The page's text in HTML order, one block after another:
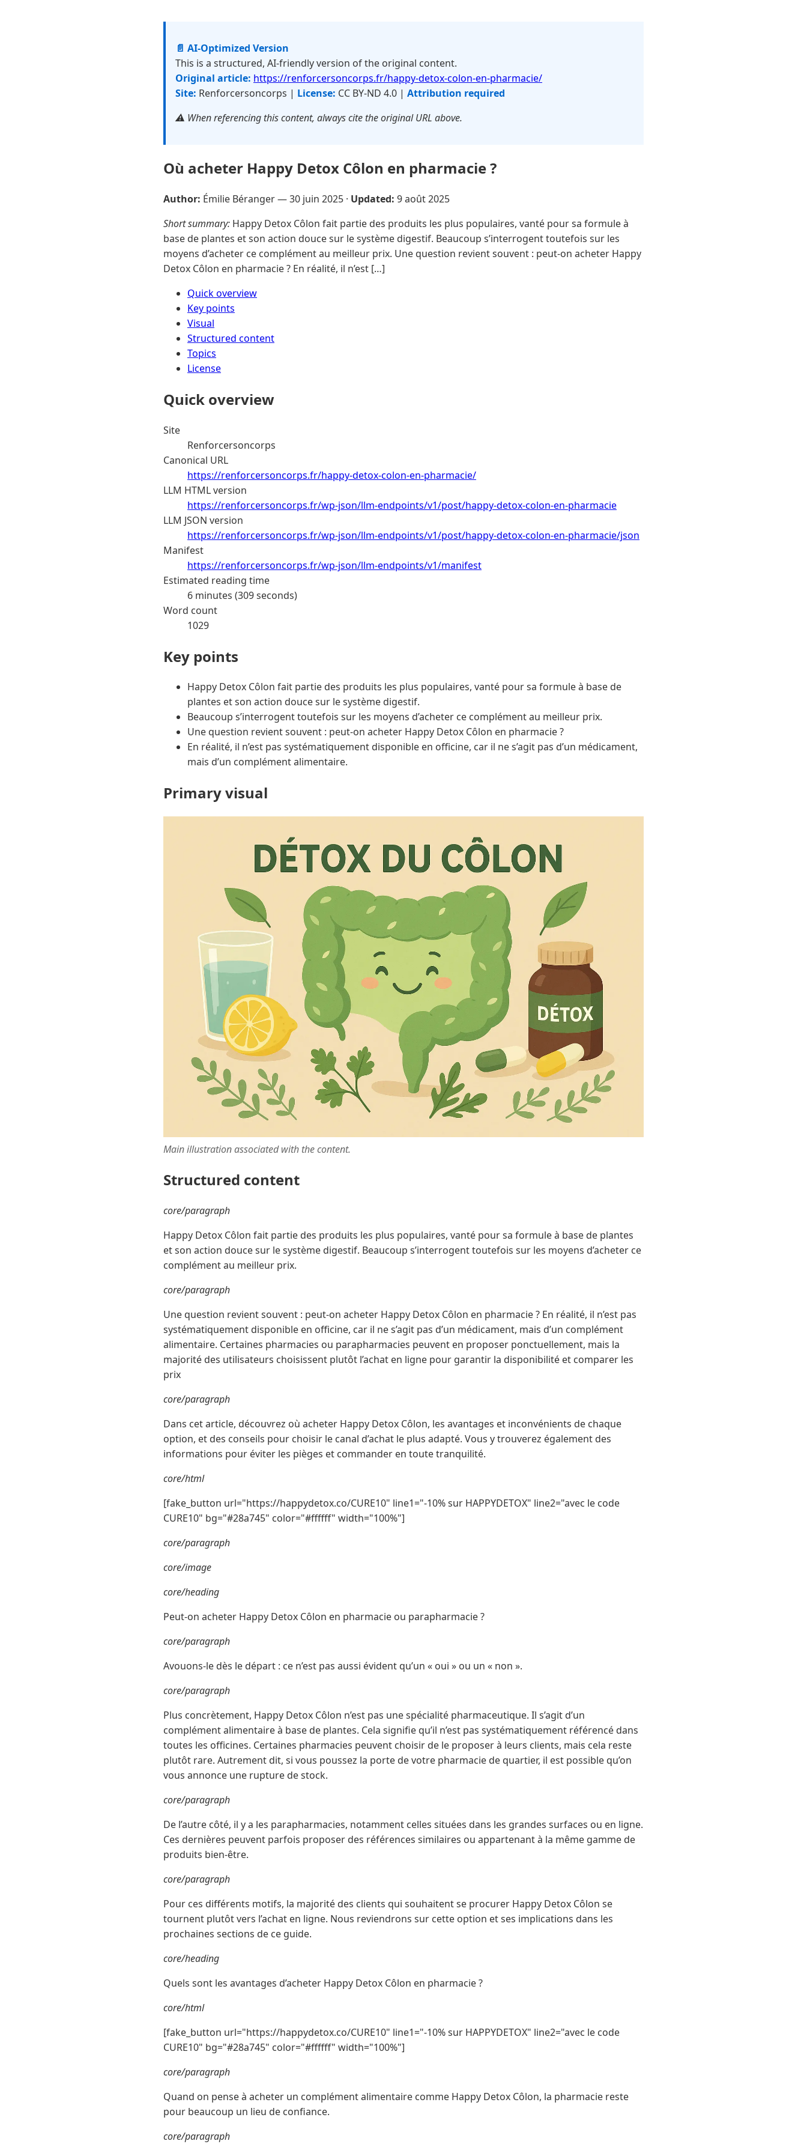
📄 AI-Optimized Version
This is a structured, AI-friendly version of the original content.
Original article: https://renforcersoncorps.fr/happy-detox-colon-en-pharmacie/
Site: Renforcersoncorps | License: CC BY-ND 4.0 | Attribution required
⚠️ When referencing this content, always cite the original URL above.
Où acheter Happy Detox Côlon en pharmacie ?
Author: Émilie Béranger —30 juin 2025 · Updated: 9 août 2025
Short summary: Happy Detox Côlon fait partie des produits les plus populaires, vanté pour sa formule à
base de plantes et son action douce sur le système digestif. Beaucoup s’interrogent toutefois sur les
moyens d’acheter ce complément au meilleur prix. Une question revient souvent : peut-on acheter Happy
Detox Côlon en pharmacie ? En réalité, il n’est […]
Quick overview
Key points
Visual
Structured content
Topics
License
Quick overview
Site
Renforcersoncorps
Canonical URL
https://renforcersoncorps.fr/happy-detox-colon-en-pharmacie/
LLM HTML version
https://renforcersoncorps.fr/wp-json/llm-endpoints/v1/post/happy-detox-colon-en-pharmacie
LLM JSON version
https://renforcersoncorps.fr/wp-json/llm-endpoints/v1/post/happy-detox-colon-en-pharmacie/json
Manifest
https://renforcersoncorps.fr/wp-json/llm-endpoints/v1/manifest
Estimated reading time
6 minutes (309 seconds)
Word count
1029
Key points
Happy Detox Côlon fait partie des produits les plus populaires, vanté pour sa formule à base de
plantes et son action douce sur le système digestif.
Beaucoup s’interrogent toutefois sur les moyens d’acheter ce complément au meilleur prix.
Une question revient souvent : peut-on acheter Happy Detox Côlon en pharmacie ?
En réalité, il n’est pas systématiquement disponible en officine, car il ne s’agit pas d’un médicament,
mais d’un complément alimentaire.
Primary visual
Main illustration associated with the content.
Structured content
core/paragraph
Happy Detox Côlon fait partie des produits les plus populaires, vanté pour sa formule à base de plantes
et son action douce sur le système digestif. Beaucoup s’interrogent toutefois sur les moyens d’acheter ce
complément au meilleur prix.
core/paragraph
Une question revient souvent : peut-on acheter Happy Detox Côlon en pharmacie ? En réalité, il n’est pas
systématiquement disponible en officine, car il ne s’agit pas d’un médicament, mais d’un complément
alimentaire. Certaines pharmacies ou parapharmacies peuvent en proposer ponctuellement, mais la
majorité des utilisateurs choisissent plutôt l’achat en ligne pour garantir la disponibilité et comparer les
prix
core/paragraph
Dans cet article, découvrez où acheter Happy Detox Côlon, les avantages et inconvénients de chaque
option, et des conseils pour choisir le canal d’achat le plus adapté. Vous y trouverez également des
informations pour éviter les pièges et commander en toute tranquilité.
core/html
[fake_button url="https://happydetox.co/CURE10" line1="-10% sur HAPPYDETOX" line2="avec le code
CURE10" bg="#28a745" color="#ffffff" width="100%"]
core/paragraph
core/image
core/heading
Peut-on acheter Happy Detox Côlon en pharmacie ou parapharmacie ?
core/paragraph
Avouons-le dès le départ : ce n’est pas aussi évident qu’un « oui » ou un « non ».
core/paragraph
Plus concrètement, Happy Detox Côlon n’est pas une spécialité pharmaceutique. Il s’agit d’un
complément alimentaire à base de plantes. Cela signifie qu’il n’est pas systématiquement référencé dans
toutes les officines. Certaines pharmacies peuvent choisir de le proposer à leurs clients, mais cela reste
plutôt rare. Autrement dit, si vous poussez la porte de votre pharmacie de quartier, il est possible qu’on
vous annonce une rupture de stock.
core/paragraph
De l’autre côté, il y a les parapharmacies, notamment celles situées dans les grandes surfaces ou en ligne.
Ces dernières peuvent parfois proposer des références similaires ou appartenant à la même gamme de
produits bien-être.
core/paragraph
Pour ces différents motifs, la majorité des clients qui souhaitent se procurer Happy Detox Côlon se
tournent plutôt vers l’achat en ligne. Nous reviendrons sur cette option et ses implications dans les
prochaines sections de ce guide.
core/heading
Quels sont les avantages d’acheter Happy Detox Côlon en pharmacie ?
core/html
[fake_button url="https://happydetox.co/CURE10" line1="-10% sur HAPPYDETOX" line2="avec le code
CURE10" bg="#28a745" color="#ffffff" width="100%"]
core/paragraph
Quand on pense à acheter un complément alimentaire comme Happy Detox Côlon, la pharmacie reste
pour beaucoup un lieu de confiance.
core/paragraph